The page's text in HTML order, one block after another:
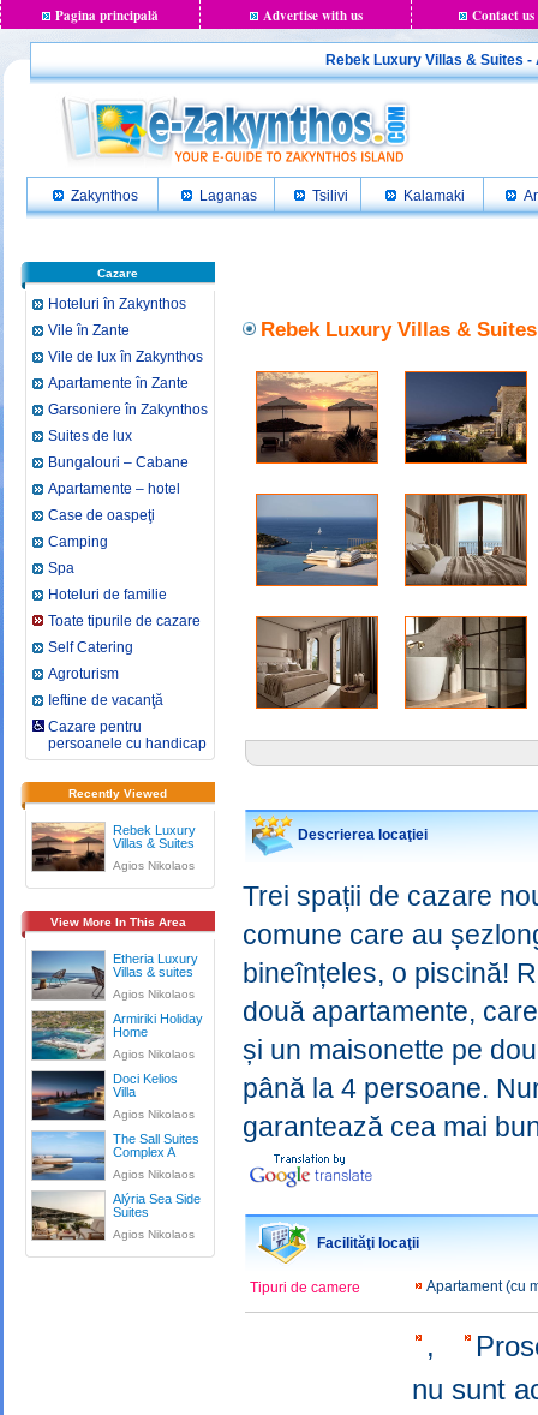
Pagina principală Advertise with us Contact us
Rebek Luxury Villas & Suites
Zakynthos Laganas Tsilivi Kalamaki
Cazare
Hoteluri în Zakynthos
Vile în Zante
Vile de lux în Zakynthos
Apartamente în Zante
Garsoniere în Zakynthos
Suites de lux
Bungalouri – Cabane
Apartamente – hotel
Case de oaspeţi
Camping
Spa
Hoteluri de familie
Toate tipurile de cazare
Self Catering
Agroturism
Ieftine de vacanţă
Cazare pentru
persoanele cu handicap
Recently Viewed
Rebek Luxury
Villas & Suites
Agios Nikolaos
View More In This Area
Etheria Luxury
Villas & suites
Agios Nikolaos
Armiriki Holiday
Ηome
Agios Nikolaos
Doci Kelios
Villa
Agios Nikolaos
The Sall Suites
Complex A
Agios Nikolaos
Alýria Sea Side
Suites
Agios Nikolaos
Rebek Luxury Villas &
Descrierea locaţiei
Trei spații de cazare
comune care au
bineînțeles, o piscină!
două apartamente,
și un maisonette pe
până la 4 persoane.
garantează cea mai
Facilităţi locaţii
Tipuri de camere Apartament (cu
,
nu sunt